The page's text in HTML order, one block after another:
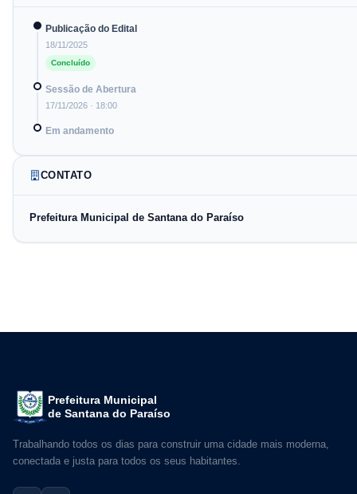
Publicação do Edital
18/11/2025
Concluído
Sessão de Abertura
17/11/2026 · 18:00
Em andamento
CONTATO
Prefeitura Municipal de Santana do Paraíso
Prefeitura Municipal
de Santana do Paraíso
Trabalhando todos os dias para construir uma cidade mais moderna,
conectada e justa para todos os seus habitantes.